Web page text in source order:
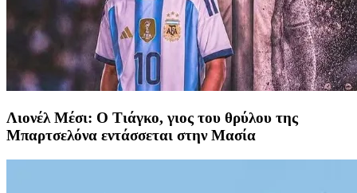
Λιονέλ Μέσι: Ο Τιάγκο, γιος του θρύλου της
Μπαρτσελόνα εντάσσεται στην Μασία